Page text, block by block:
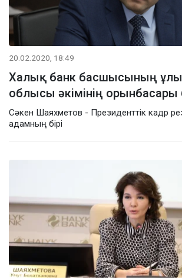
20.02.2020, 18:49
Халық банк басшысының
облысы әкімінің
Сәкен Шаяхметов - Президенттік кадр
адамның бірі